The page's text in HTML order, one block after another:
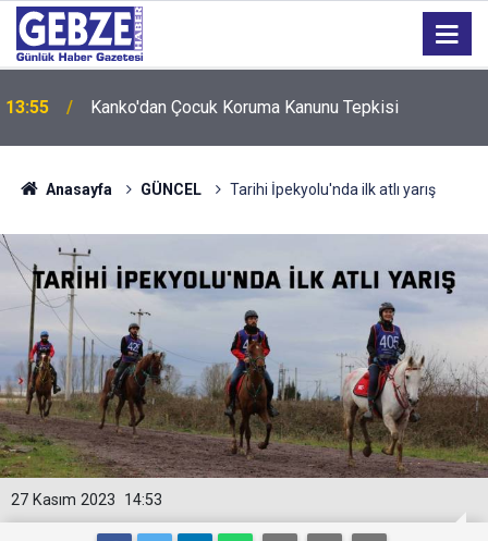
12:55 İzmit 95 Ebeveyn Buluşmaları başlıyor
Anasayfa GÜNCEL Tarihi İpekyolu'nda ilk atlı yarış
14:53
27 Kasım 2023